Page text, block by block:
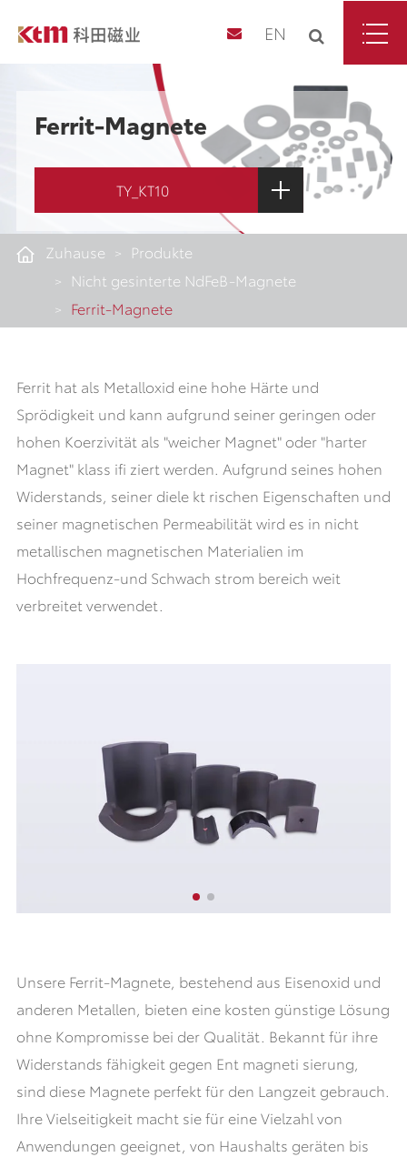
EN
Zuhause
Produkte
Nicht gesinterte NdFeB-Magnete
Ferrit-Magnete
Ferrit-Magnete
TY_KT10
Ferrit hat als Metalloxid eine hohe Härte und
Sprödigkeit und kann aufgrund seiner geringen oder
hohen Koerzivität als "weicher Magnet" oder "harter
Magnet" klass ifi ziert werden. Aufgrund seines hohen
Widerstands, seiner diele kt rischen Eigenschaften und
seiner magnetischen Permeabilität wird es in nicht
metallischen magnetischen Materialien im
Hochfrequenz-und Schwach strom bereich weit
verbreitet verwendet.
Unsere Ferrit-Magnete, bestehend aus Eisenoxid und
anderen Metallen, bieten eine kosten günstige Lösung
ohne Kompromisse bei der Qualität. Bekannt für ihre
Widerstands fähigkeit gegen Ent magneti sierung,
sind diese Magnete perfekt für den Langzeit gebrauch.
Ihre Vielseitigkeit macht sie für eine Vielzahl von
Anwendungen geeignet, von Haushalts geräten bis